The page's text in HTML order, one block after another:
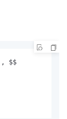
, $$